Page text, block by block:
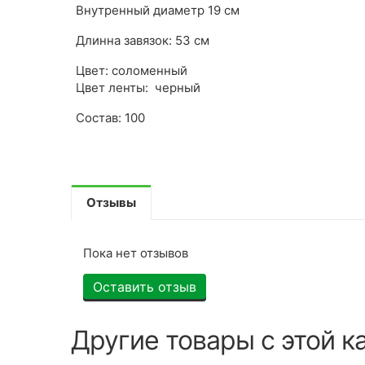
Внутренный диаметр 19 см
Длинна завязок: 53 см
Цвет: соломенный
Цвет ленты: черный
Состав: 100
Отзывы
Пока нет отзывов
Оставить отзыв
Другие товары с этой